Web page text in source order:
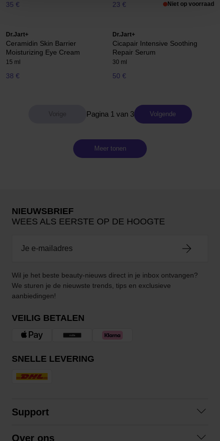
35 € 23 € Niet op voorraad
Dr.Jart+
Ceramidin Skin Barrier
Moisturizing Eye Cream
15 ml
38 €
Dr.Jart+
Cicapair Intensive Soothing
Repair Serum
30 ml
50 €
Pagina 1 van 3 Volgende
Meer tonen
NIEUWSBRIEF
WEES ALS EERSTE OP DE HOOGTE
Wil je het beste beauty-nieuws direct in je inbox ontvangen?
We sturen je de nieuwste trends, tips en exclusieve
aanbiedingen!
VEILIG BETALEN
SNELLE LEVERING
Support
Over ons